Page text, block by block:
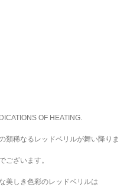
OF HEATING.
類稀なるレッドベリルが舞い降りま
ございます。
美しき色彩のレッドベリルは